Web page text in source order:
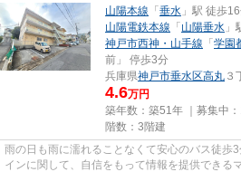
山陽本線 「 垂水 」駅 徒歩
山陽電鉄本線 「 山陽垂水 」
神戸市西神・山手線 「 学園
前」 停歩3分
兵庫県神戸市垂水区高丸 ３
4.6万円
築年数：築51年 ｜募集中：
階数：3階建
雨の日も雨に濡れることなくて安心のバス徒歩
インに関して、自信をもって情報を提供できる